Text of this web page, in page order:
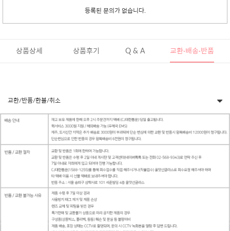
등록된 문의가 없습니다.
상품상세 상품후기 Q & A 교환·배송·반품
교환/반품/환불/취소